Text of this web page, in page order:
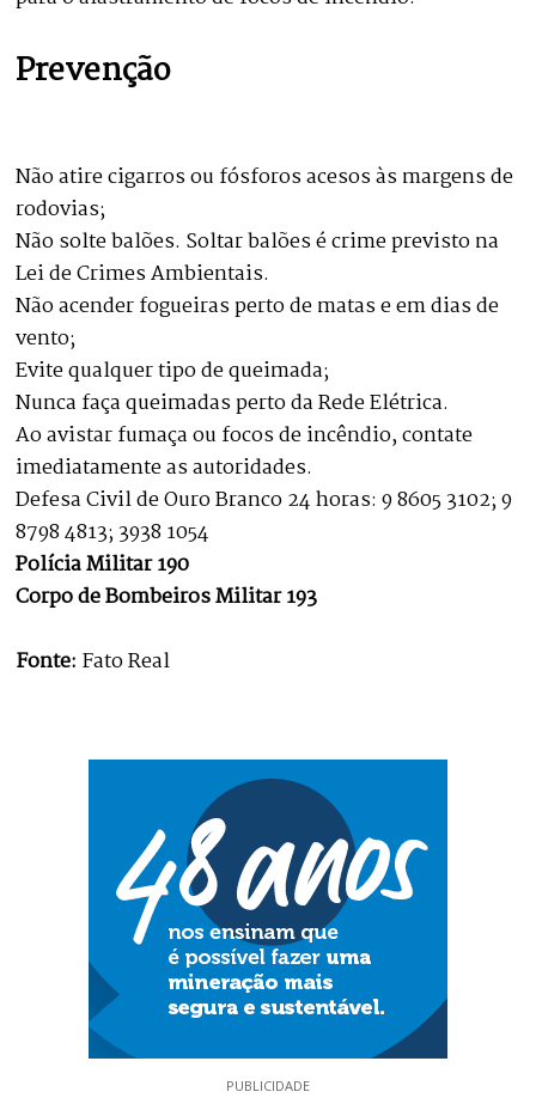
Prevenção
Não atire cigarros ou fósforos acesos às margens de
rodovias;
Não solte balões. Soltar balões é crime previsto na
Lei de Crimes Ambientais.
Não acender fogueiras perto de matas e em dias de
vento;
Evite qualquer tipo de queimada;
Nunca faça queimadas perto da Rede Elétrica.
Ao avistar fumaça ou focos de incêndio, contate
imediatamente as autoridades.
Defesa Civil de Ouro Branco 24 horas: 9 8605 3102; 9
8798 4813; 3938 1054
Polícia Militar 190
Corpo de Bombeiros Militar 193
Fonte: Fato Real
PUBLICIDADE